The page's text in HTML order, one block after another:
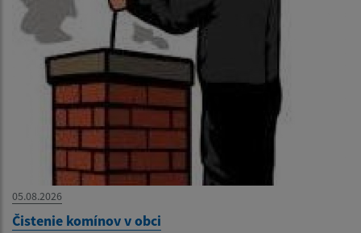
05.08.2026
Čistenie komínov v obci